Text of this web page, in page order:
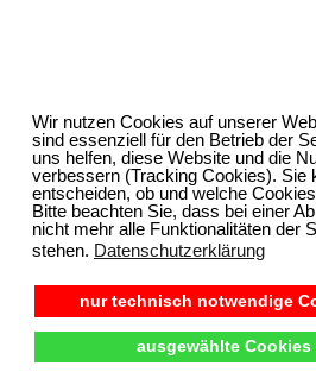
Wir nutzen Cookies auf unserer
sind essenziell für den Betrieb der
uns helfen, diese Website und die
verbessern (Tracking Cookies). Sie
entscheiden, ob und welche
Bitte beachten Sie, dass bei einer
nicht mehr alle Funktionalitäten der
stehen. Datenschutzerklärung
nur technisch notwendige
ausgewählte Cookies